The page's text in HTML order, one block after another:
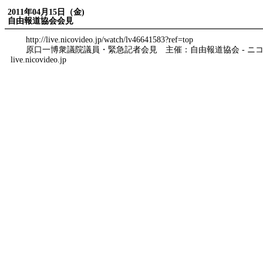
2011年04月15日（金)
自由報道協会会見
http://live.nicovideo.jp/watch/lv46641583?ref=top
原口一博衆議院議員・緊急記者会見 主催：自由報道協会 - ニ
live.nicovideo.jp